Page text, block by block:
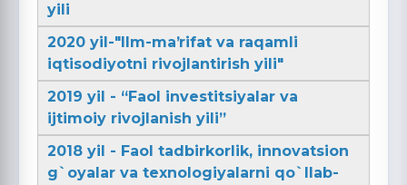
yili
2020 yil-"Ilm-maʼrifat va raqamli
iqtisodiyotni rivojlantirish yili"
2019 yil - “Faol investitsiyalar va
ijtimoiy rivojlanish yili”
2018 yil - Faol tadbirkorlik, innovatsion
g`oyalar va texnologiyalarni qo`llab-